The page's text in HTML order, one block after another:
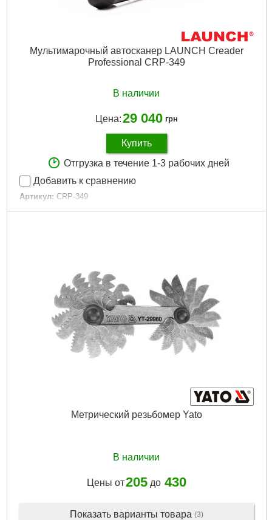
Мультимарочный автосканер LAUNCH Creader
Professional CRP-349
В наличии
Цена:29 040 грн
Купить
Отгрузка в течение 1-3 рабочих дней
Добавить к сравнению
Артикул: CRP-349
Код товара: 23.66.25
да
Разблокирование иммобилайзера:
да
Проверка исполнительных механизмов: Да
Габариты упаковки: 420x350x130 мм
Вес брутто: 3,500 г
Подробнее...
Метрический резьбомер Yato
В наличии
Цены от205до 430
Показать варианты товара (3)